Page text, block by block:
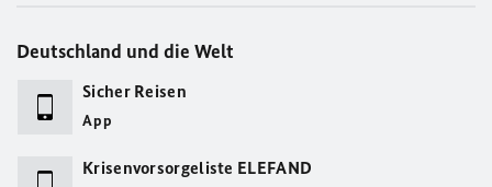
Deutschland und die Welt
Sicher Reisen
App
Krisenvorsorgeliste ELEFAND